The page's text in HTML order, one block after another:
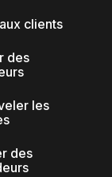
clients
des
les
des